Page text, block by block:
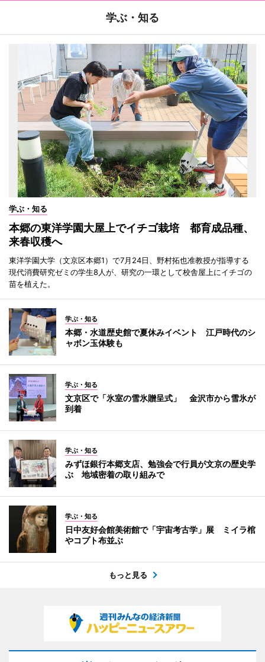
学ぶ・知る
学ぶ・知る
本郷の東洋学園大屋上でイチゴ栽培 都育成品種、
来春収穫へ
東洋学園大学（文京区本郷1）で7月24日、野村拓也准教授が指導する
現代消費研究ゼミの学生8人が、研究の一環として校舎屋上にイチゴの
苗を植えた。
学ぶ・知る
本郷・水道歴史館で夏休みイベント 江戸時代のシ
ャボン玉体験も
学ぶ・知る
文京区で「氷室の雪氷贈呈式」 金沢市から雪氷が
到着
学ぶ・知る
みずほ銀行本郷支店、勉強会で行員が文京の歴史学
ぶ 地域密着の取り組みで
学ぶ・知る
日中友好会館美術館で「宇宙考古学」展 ミイラ棺
やコプト布並ぶ
もっと見る